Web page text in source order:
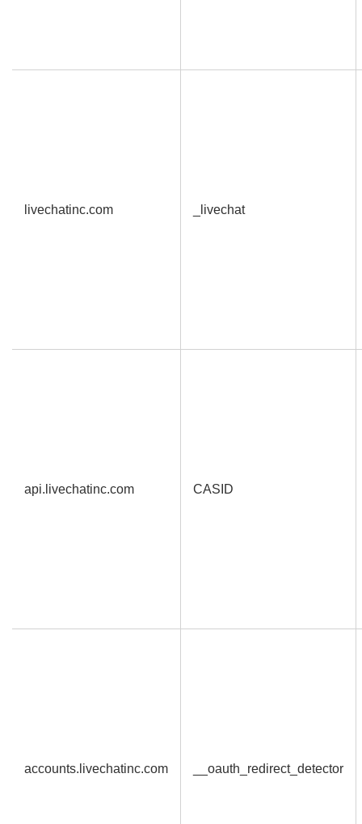
livechatinc.com _livechat
api.livechatinc.com CASID
accounts.livechatinc.com __oauth_redirect_detector